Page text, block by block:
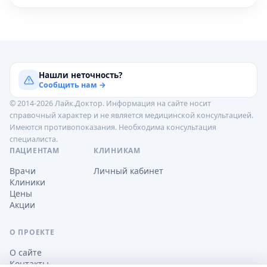
Нашли неточность?
Сообщить нам →
© 2014-2026 Лайк.Доктор. Информация на сайте носит
справочный характер и не является медицинской консультацией.
Имеются противопоказания. Необходима консультация
специалиста.
ПАЦИЕНТАМ
Врачи
Клиники
Цены
Акции
КЛИНИКАМ
Личный кабинет
О ПРОЕКТЕ
О сайте
Контакты